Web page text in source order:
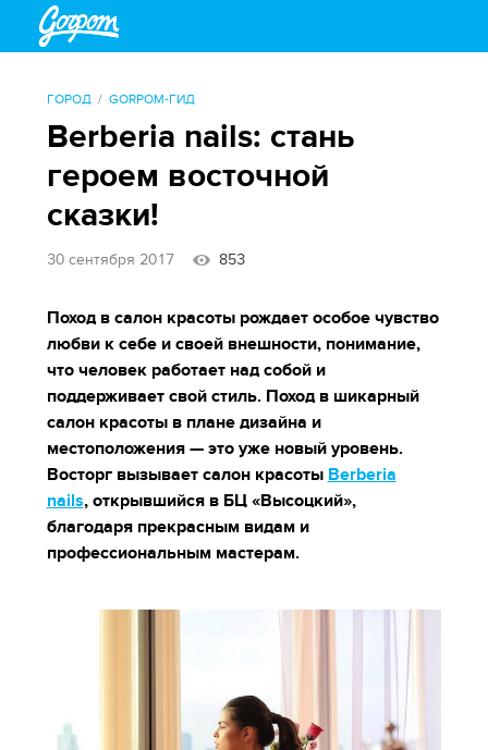
ГОРОД GORPOM-ГИД
Berberia nails: стань
героем восточной
сказки!
30 сентября 2017 853
Поход в салон красоты рождает особое чувство
любви к себе и своей внешности, понимание,
что человек работает над собой и
поддерживает свой стиль. Поход в шикарный
салон красоты в плане дизайна и
местоположения — это уже новый уровень.
Восторг вызывает салон красоты Berberia
nails, открывшийся в БЦ «Высоцкий»,
благодаря прекрасным видам и
профессиональным мастерам.